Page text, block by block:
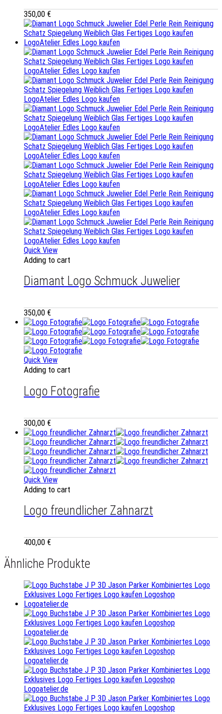
350,00 €
Quick View
Adding to cart
Diamant Logo Schmuck Juwelier
350,00 €
Quick View
Adding to cart
Logo Fotografie
300,00 €
Quick View
Adding to cart
Logo freundlicher Zahnarzt
400,00 €
Ähnliche Produkte